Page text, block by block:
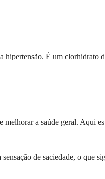
É um clorhidrato
a saúde geral. Aqui
de saciedade, o que